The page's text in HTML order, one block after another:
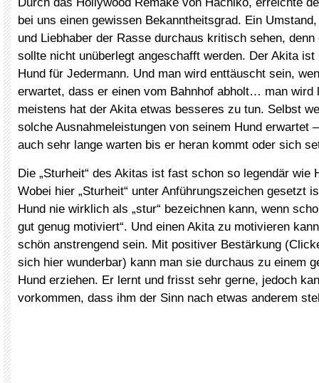
bei uns einen gewissen Bekanntheitsgrad. Ein
und Liebhaber der Rasse durchaus kritisch sehen,
sollte nicht unüberlegt angeschafft werden. Der Akita
Hund für Jedermann. Und man wird enttäuscht sein,
erwartet, dass er einen vom Bahnhof abholt… man wird
meistens hat der Akita etwas besseres zu tun. Selbst
solche Ausnahmeleistungen von seinem Hund erwartet
auch sehr lange warten bis er heran kommt oder sich
Die „Sturheit“ des Akitas ist fast schon so legendär wie
Wobei hier „Sturheit“ unter Anführungszeichen gesetzt
Hund nie wirklich als „stur“ bezeichnen kann, wenn
gut genug motiviert“. Und einen Akita zu motivieren
schön anstrengend sein. Mit positiver Bestärkung
sich hier wunderbar) kann man sie durchaus zu einem
Hund erziehen. Er lernt und frisst sehr gerne, jedoch
vorkommen, dass ihm der Sinn nach etwas anderem